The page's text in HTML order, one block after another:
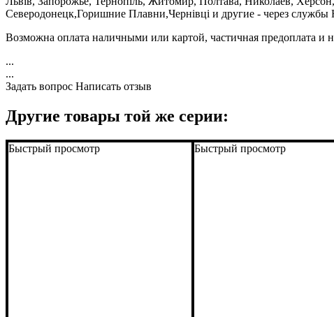
Северодонецк,Горишние Плавни,Чернівці и другие - через
Возможна оплата наличными или картой, частичная предоплата и
...
...
Задать вопрос Написать отзыв
Другие товары той же серии:
Быстрый просмотр Быстрый просмотр